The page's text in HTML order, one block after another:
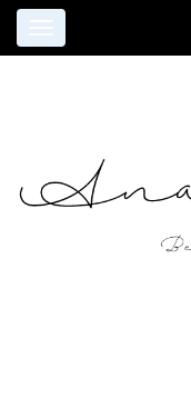
Toggle